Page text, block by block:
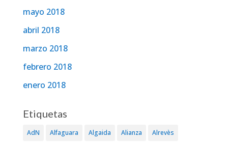
mayo 2018
abril 2018
marzo 2018
febrero 2018
enero 2018
Etiquetas
AdN Alfaguara Algaida Alianza Alrevès